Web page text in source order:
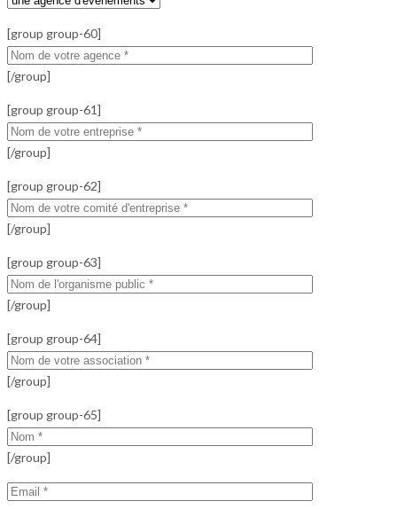
[group group-60]
[/group]
[group group-61]
[/group]
[group group-62]
[/group]
[group group-63]
[/group]
[group group-64]
[/group]
[group group-65]
[/group]